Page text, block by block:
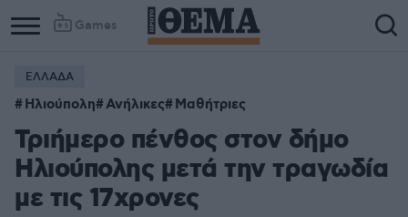
Games
ΕΛΛΑΔΑ
Ηλιούπολη Ανήλικες Μαθήτριες
Τριήμερο πένθος στον δήμο
Ηλιούπολης μετά την τραγωδία
με τις 17χρονες